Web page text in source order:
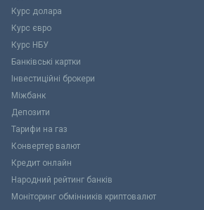
Курс долара
Курс євро
Курс НБУ
Банківські картки
Інвестиційні брокери
Міжбанк
Депозити
Тарифи на газ
Конвертер валют
Кредит онлайн
Народний рейтинг банків
Моніторинг обмінників криптовалют